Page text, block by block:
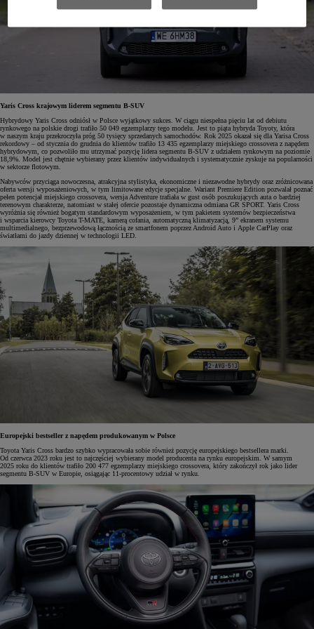
Yaris Cross krajowym liderem segmentu B-SUV
Hybrydowy Yaris Cross odniósł w Polsce wyjątkowy sukces. W ciągu niespełna pięciu lat od debiutu
rynkowego na polskie drogi trafiło 50 049 egzemplarzy tego modelu. Jest to piąta hybryda Toyoty, która
w naszym kraju przekroczyła próg 50 tysięcy sprzedanych samochodów. Rok 2025 okazał się dla Yarisa Cross
rekordowy – od stycznia do grudnia do klientów trafiło 13 435 egzemplarzy miejskiego crossovera z napędem
hybrydowym, co pozwoliło mu utrzymać pozycję lidera segmentu B-SUV z udziałem rynkowym na poziomie
18,9%. Model jest chętnie wybierany przez klientów indywidualnych i systematycznie zyskuje na popularności
w sektorze flotowym.
Nabywców przyciąga nowoczesna, atrakcyjna stylistyka, ekonomiczne i niezawodne hybrydy oraz zróżnicowana
oferta wersji wyposażeniowych, w tym limitowane edycje specjalne. Wariant Premiere Edition pozwalał poznać
pełen potencjał miejskiego crossovera, wersja Adventure trafiała w gust osób poszukujących auta o bardziej
terenowym charakterze, natomiast w stałej ofercie pozostaje dynamiczna odmiana GR SPORT. Yaris Cross
wyróżnia się również bogatym standardowym wyposażeniem, w tym pakietem systemów bezpieczeństwa
i wsparcia kierowcy Toyota T-MATE, kamerą cofania, automatyczną klimatyzacją, 9” ekranem systemu
multimedialnego, bezprzewodową łącznością ze smartfonem poprzez Android Auto i Apple CarPlay oraz
światłami do jazdy dziennej w technologii LED.
Europejski bestseller z napędem produkowanym w Polsce
Toyota Yaris Cross bardzo szybko wypracowała sobie również pozycję europejskiego bestsellera marki.
Od czerwca 2023 roku jest to najczęściej wybierany model producenta na rynku europejskim. W samym
2025 roku do klientów trafiło 200 477 egzemplarzy miejskiego crossovera, który zakończył rok jako lider
segmentu B-SUV w Europie, osiągając 11-procentowy udział w rynku.